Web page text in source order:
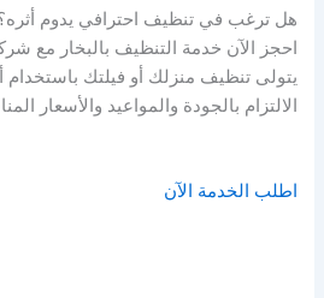
هل ترغب في تنظيف احترافي يدوم
احجز الآن خدمة التنظيف بالبخار مع
يتولى تنظيف منزلك أو فيلتك باستخدام
الالتزام بالجودة والمواعيد والأسعار
اطلب الخدمة الآن